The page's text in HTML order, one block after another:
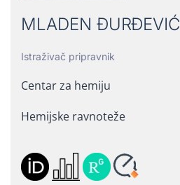
MLADEN ĐURĐEVIĆ
Istraživač pripravnik
Centar za hemiju
Hemijske ravnoteže